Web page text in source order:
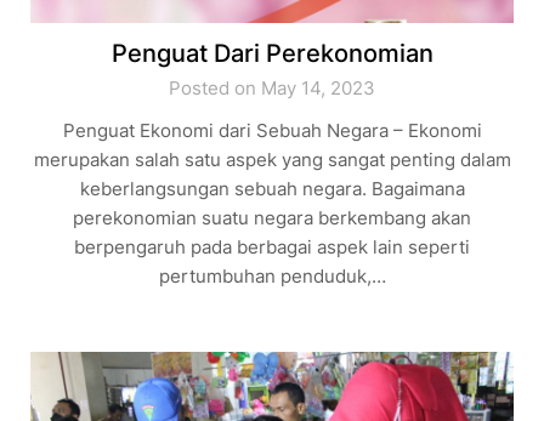
Penguat Dari Perekonomian
Posted on May 14, 2023
Penguat Ekonomi dari Sebuah Negara – Ekonomi
merupakan salah satu aspek yang sangat penting dalam
keberlangsungan sebuah negara. Bagaimana
perekonomian suatu negara berkembang akan
berpengaruh pada berbagai aspek lain seperti
pertumbuhan penduduk,…